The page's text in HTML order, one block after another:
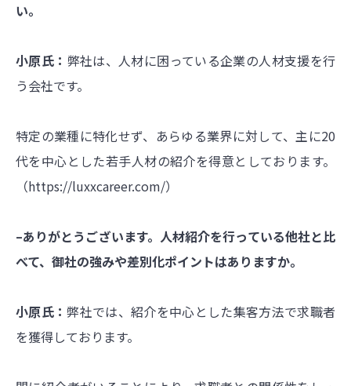
い。
小原氏： 弊社は、人材に困っている企業の人材支援を行
う会社です。
特定の業種に特化せず、あらゆる業界に対して、主に20
代を中心とした若手人材の紹介を得意としております。
（https://luxxcareer.com/）
–ありがとうございます。人材紹介を行っている他社と比
べて、御社の強みや差別化ポイントはありますか。
小原氏：弊社では、紹介を中心とした集客方法で求職者
を獲得しております。